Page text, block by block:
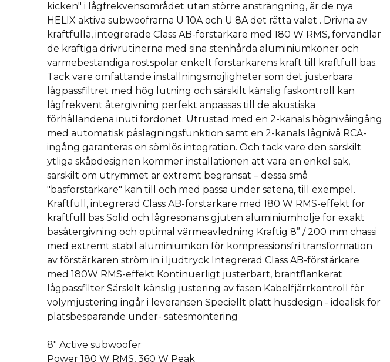
kicken" i lågfrekvensområdet utan större ansträngning, är de nya
HELIX aktiva subwoofrarna U 10A och U 8A det rätta valet . Drivna av
kraftfulla, integrerade Class AB-förstärkare med 180 W RMS, förvandlar
de kraftiga drivrutinerna med sina stenhårda aluminiumkoner och
värmebeständiga röstspolar enkelt förstärkarens kraft till kraftfull bas.
Tack vare omfattande inställningsmöjligheter som det justerbara
lågpassfiltret med hög lutning och särskilt känslig faskontroll kan
lågfrekvent återgivning perfekt anpassas till de akustiska
förhållandena inuti fordonet. Utrustad med en 2-kanals högnivåingång
med automatisk påslagningsfunktion samt en 2-kanals lågnivå RCA-
ingång garanteras en sömlös integration. Och tack vare den särskilt
ytliga skåpdesignen kommer installationen att vara en enkel sak,
särskilt om utrymmet är extremt begränsat – dessa små
"basförstärkare" kan till och med passa under sätena, till exempel.
Kraftfull, integrerad Class AB-förstärkare med 180 W RMS-effekt för
kraftfull bas Solid och lågresonans gjuten aluminiumhölje för exakt
basåtergivning och optimal värmeavledning Kraftig 8” / 200 mm chassi
med extremt stabil aluminiumkon för kompressionsfri transformation
av förstärkaren ström in i ljudtryck Integrerad Class AB-förstärkare
med 180W RMS-effekt Kontinuerligt justerbart, brantflankerat
lågpassfilter Särskilt känslig justering av fasen Kabelfjärrkontroll för
volymjustering ingår i leveransen Speciellt platt husdesign - idealisk för
platsbesparande under- sätesmontering
8″ Active subwoofer
Power 180 W RMS, 360 W Peak